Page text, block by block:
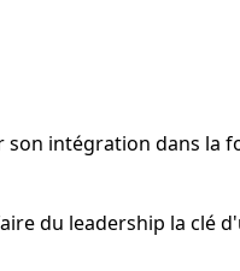
intégration dans la
du leadership la